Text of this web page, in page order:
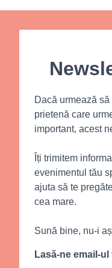
Dacă urmează
prietenă care
important, acest
Îți trimitem
evenimentul tău
ajuta să te
cea mare.
Sună bine, nu-i
Lasă-ne email-ul